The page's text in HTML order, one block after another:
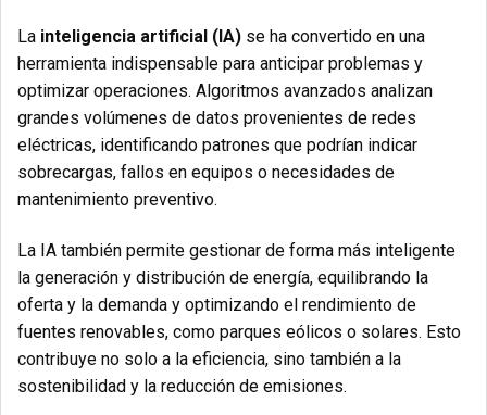
La inteligencia artificial (IA) se ha convertido en una
herramienta indispensable para anticipar problemas y
optimizar operaciones. Algoritmos avanzados analizan
grandes volúmenes de datos provenientes de redes
eléctricas, identificando patrones que podrían indicar
sobrecargas, fallos en equipos o necesidades de
mantenimiento preventivo.
La IA también permite gestionar de forma más inteligente
la generación y distribución de energía, equilibrando la
oferta y la demanda y optimizando el rendimiento de
fuentes renovables, como parques eólicos o solares. Esto
contribuye no solo a la eficiencia, sino también a la
sostenibilidad y la reducción de emisiones.